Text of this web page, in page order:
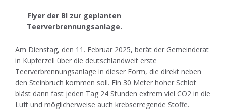
Flyer der BI zur geplanten
Teerverbrennungsanlage.
Am Dienstag, den 11. Februar 2025, berät der Gemeinderat
in Kupferzell über die deutschlandweit erste
Teerverbrennungsanlage in dieser Form, die direkt neben
den Steinbruch kommen soll. Ein 30 Meter hoher Schlot
bläst dann fast jeden Tag 24 Stunden extrem viel CO2 in die
Luft und möglicherweise auch krebserregende Stoffe.